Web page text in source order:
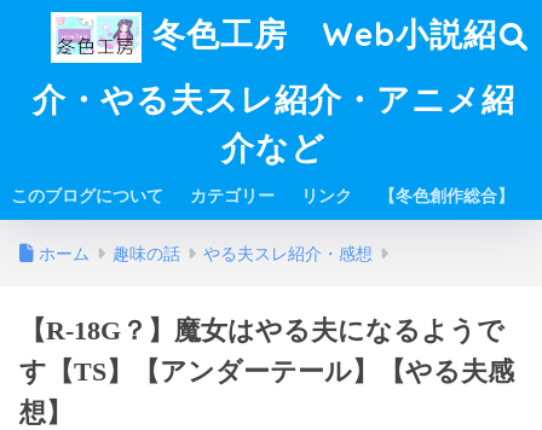
冬色工房 Web小説紹
介・やる夫スレ紹介・アニメ紹
介など
このブログについて カテゴリー リンク 【冬色創作総合】
ホーム 趣味の話 やる夫スレ紹介・感想
【R-18G？】魔女はやる夫になるようで
す【TS】【アンダーテール】【やる夫感
想】